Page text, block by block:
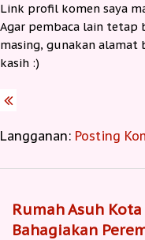
Link profil komen saya
Agar pembaca lain tetap
masing, gunakan
kasih :)
Langganan: Posting
Rumah Asuh
Bahagiakan